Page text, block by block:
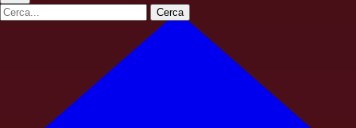
Cerca